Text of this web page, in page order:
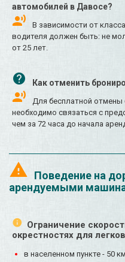
автомобилей в Давосе?
В зависимости от
водителя должен быть: не
от 25 лет.
Как отменить
Для бесплатной
необходимо связаться с
чем за 72 часа до начала
Поведение на
арендуемыми
Ограничение
окрестностях для
в населенном пункте - 50